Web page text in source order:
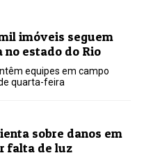
imóveis seguem
no estado do Rio
equipes em campo
quarta-feira
sobre danos em
falta de luz